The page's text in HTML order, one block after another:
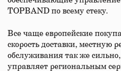
TOPBAND по всему стеку.
Все чаще европейские
скорость доставки, местную
обслуживания так же
управляет региональным